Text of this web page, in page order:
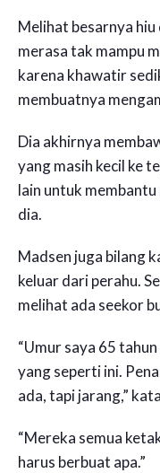
Melihat besarnya hiu
merasa tak mampu
karena khawatir
membuatnya
Dia akhirnya
yang masih kecil ke
lain untuk membantu
dia.
Madsen juga bilang
keluar dari perahu.
melihat ada seekor
“Umur saya 65
yang seperti ini.
ada, tapi jarang,”
“Mereka semua
harus berbuat apa.”